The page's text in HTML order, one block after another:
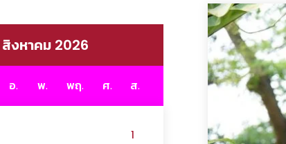
สิงหาคม 2026
อ. พ. พฤ. ศ. ส.
1